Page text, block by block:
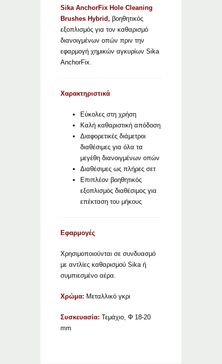
Sika AnchorFix Hole Cleaning
Brushes Hybrid,βοηθητικός
εξοπλισμός για τον καθαρισμό
διανοιγμένων οπών πριν την
εφαρμογή χημικών αγκυρίων Sika
AnchorFix.
Χαρακτηριστικά
Εύκολες στη χρήση
Καλή καθαριστική απόδοση
Διαφορετικές διάμετροι
διαθέσιμες για όλα τα
μεγέθη διανοιγμένων οπών
Διαθέσιμες ως πλήρες σετ
Επιπλέον βοηθητικός
εξοπλισμός διαθέσιμος για
επέκταση του μήκους
Εφαρμογές
Χρησιμοποιούνται σε συνδυασμό
με αντλίες καθαρισμού Sika ή
συμπιεσμένο αέρα.
Χρώμα: Μεταλλικό γκρι
Συσκευασία: Τεμάχιο, Φ 18-20
mm